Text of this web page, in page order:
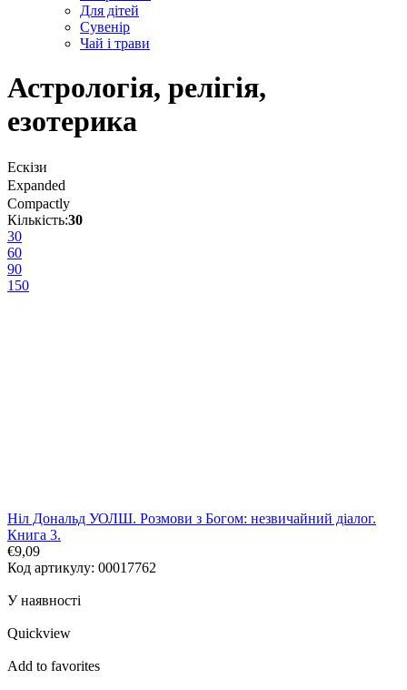
Для дітей
Сувенір
Чай і трави
Астрологія, релігія,
езотерика
Ескізи
Expanded
Compactly
Кількість:30
30
60
90
150
Ніл Дональд УОЛШ. Розмови з Богом: незвичайний діалог.
Книга 3.
€9,09
Код артикулу: 00017762
У наявності
Quickview
Add to favorites